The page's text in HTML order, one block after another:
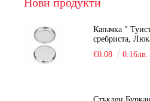
Капачка "
сребриста,
€0.08
0.16лв.